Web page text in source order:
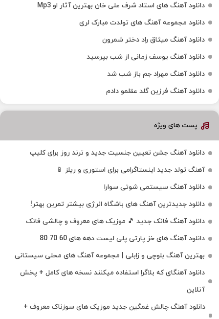
دانلود آهنگ های استاد شرف علی خان بهترین آثار او Mp3
دانلود مجموعه آهنگ های تولدت مبارک لری
دانلود آهنگ میثاق راد دختر شمرون
دانلود آهنگ یوسف زمانی از شب بپرسید
دانلود آهنگ مهراد جم باز شب شد
دانلود آهنگ فرزین گلد عقلمو دادم
پست های ویژه
دانلود آهنگ جشن تعیین جنسیت جدید و ترند روز برای کلیپ
آهنگ تولد جدید اینستاگرامی برای استوری و ریلز 📱
دانلود آهنگ سیستمی شوتی سوارا
دانلود جدیدترین آهنگ‌ های باشگاه انرژی بیشتر تمرین بهتر!
دانلود آهنگ فانک جدید 🎵 موزیک‌ های معروف و چالشی فانک
دانلود آهنگ های خز پارتی پلی لیست دهه های 60 70 80
بهترین آهنگ بلوچی و زابلی | مجموعه آهنگ‌ های محلی سیستانی
دانلود آهنگای که بلاگرا استفاده میکنند نسخه های کامل + پخش
آنلاین
دانلود آهنگ چالش غمگین جدید موزیک های سوزناک معروف +